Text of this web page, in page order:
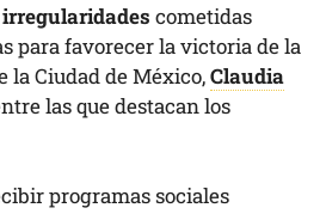
irregularidades cometidas
para favorecer la victoria de la
la Ciudad de México,Claudia
las que destacan los
programas sociales